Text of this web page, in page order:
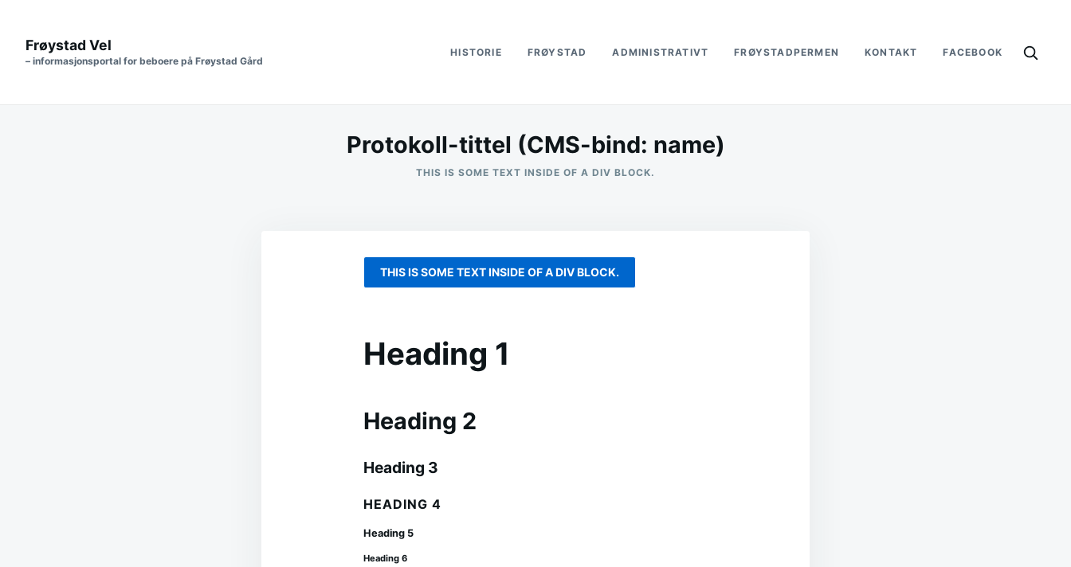
Frøystad Vel
– informasjonsportal for beboere på Frøystad Gård
HISTORIE FRØYSTAD ADMINISTRATIVT FRØYSTADPERMEN KONTAKT FACEBOOK
Protokoll-tittel (CMS-bind: name)
THIS IS SOME TEXT INSIDE OF A DIV BLOCK.
THIS IS SOME TEXT INSIDE OF A DIV BLOCK.
Heading 1
Heading 2
Heading 3
HEADING 4
Heading 5
Heading 6